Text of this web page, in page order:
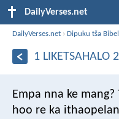
DailyVerses.net
DailyVerses.net ›Dipuku tša
1 LIKETSAHALO
Empa nna ke
hoo re ka